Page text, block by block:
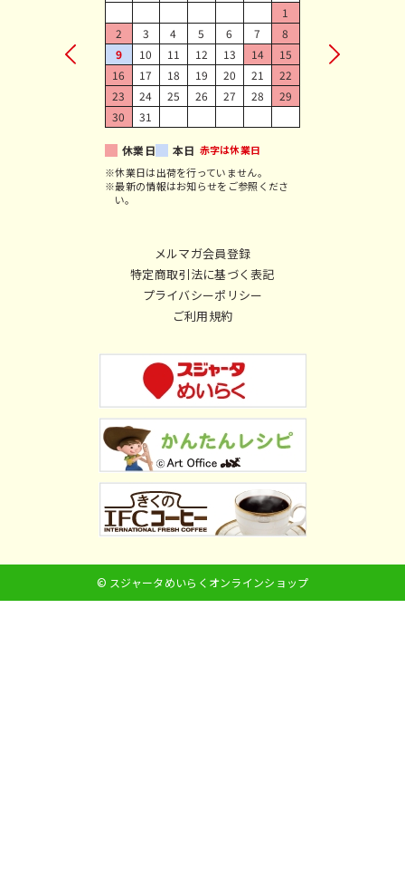
メルマガ会員登録
特定商取引法に基づく表記
プライバシーポリシー
ご利用規約
1
2
3 4 5 6 7
8
9
10 11 12 13 14
15
16
17 18 19 20 21
22
23
24 25 26 27 28
29
30
31
休業日 本日 赤字は休業日
※休業日は出荷を行っていません。
※最新の情報はお知らせをご参照くださ
い。
© スジャータめいらくオンラインショップ